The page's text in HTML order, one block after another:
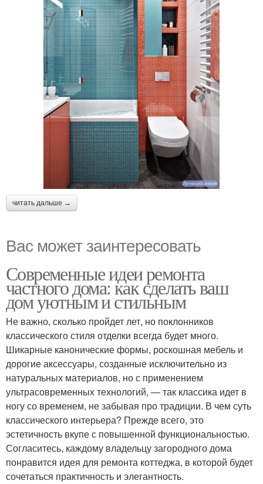
читать дальше →
Вас может заинтересовать
Современные идеи ремонта
частного дома: как сделать ваш
дом уютным и стильным
Не важно, сколько пройдет лет, но поклонников
классического стиля отделки всегда будет много.
Шикарные канонические формы, роскошная мебель и
дорогие аксессуары, созданные исключительно из
натуральных материалов, но с применением
ультрасовременных технологий, — так классика идет в
ногу со временем, не забывая про традиции. В чем суть
классического интерьера? Прежде всего, это
эстетичность вкупе с повышенной функциональностью.
Согласитесь, каждому владельцу загородного дома
понравится идея для ремонта коттеджа, в которой будет
сочетаться практичность и элегантность.